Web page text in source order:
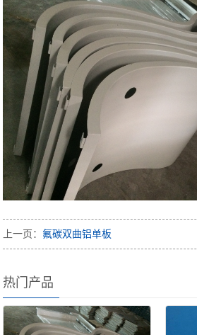
上一页： 氟碳双曲铝单板
热门产品